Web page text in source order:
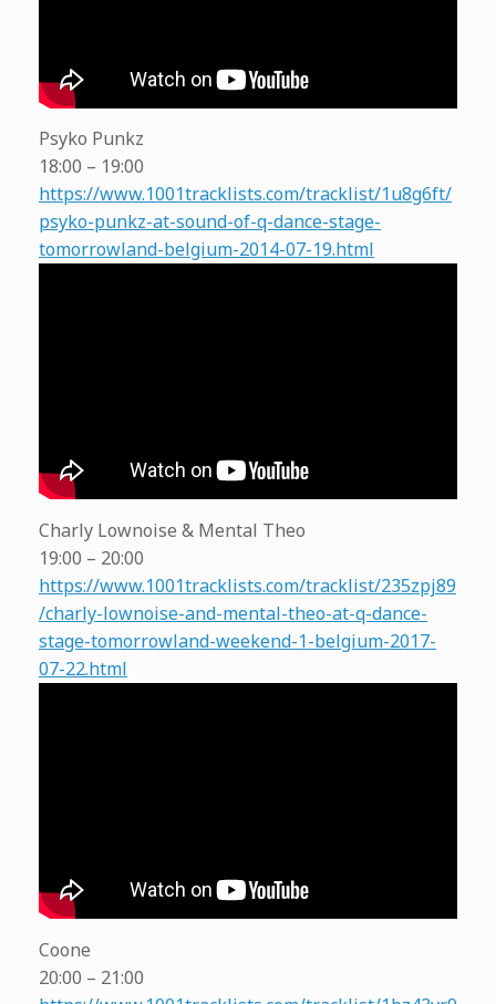
Psyko Punkz
18:00 – 19:00
https://www.1001tracklists.com/tracklist/1u8g6ft/
psyko-punkz-at-sound-of-q-dance-stage-
tomorrowland-belgium-2014-07-19.html
Charly Lownoise & Mental Theo
19:00 – 20:00
https://www.1001tracklists.com/tracklist/235zpj89
/charly-lownoise-and-mental-theo-at-q-dance-
stage-tomorrowland-weekend-1-belgium-2017-
07-22.html
Coone
20:00 – 21:00